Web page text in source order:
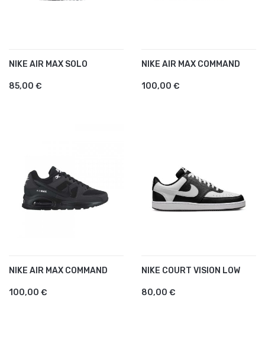
NIKE AIR MAX SOLO
85,00 €
NIKE AIR MAX COMMAND
100,00 €
NIKE AIR MAX COMMAND
100,00 €
NIKE COURT VISION LOW
80,00 €